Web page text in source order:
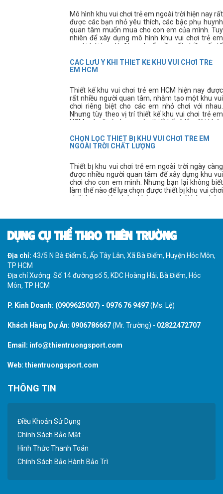
Mô hình khu vui chơi trẻ em ngoài trời hiện nay rất
được các bạn nhỏ yêu thích, các bậc phụ huynh
quan tâm muốn mua cho con em của mình. Tuy
nhiên để xây dựng mô hình khu vui chơi trẻ em
ngoài trời hợp lý, đúng chuẩn cần rất nhiều yếu tố
CÁC LƯU Ý KHI THIẾT KẾ KHU VUI CHƠI TRẺ
EM HCM
Thiết kế khu vui chơi trẻ em HCM hiện nay được
rất nhiều người quan tâm, nhằm tạo một khu vui
chơi riêng biệt cho các em nhỏ chơi với nhau.
Nhưng tùy theo vị trí thiết kế khu vui chơi trẻ em
HCM mà sẽ có phương án thiết kế và lắp đặt khác
CHỌN LỌC THIẾT BỊ KHU VUI CHƠI TRẺ EM
NGOÀI TRỜI CHẤT LƯỢNG
Thiết bị khu vui chơi trẻ em ngoài trời ngày càng
được nhiều người quan tâm để xây dựng khu vui
chơi cho con em mình. Nhưng bạn lại không biết
làm thế nào để lựa chọn được thiết bị khu vui chơi
chất lượng đảm bảo, không mua phải hàng kém
DỤNG CỤ THỂ THAO THIÊN TRƯỜNG
Địa chỉ: 43/5 N Bà Điểm 5, Ấp Tây Lân, Xã Bà Điểm, Huyện Hóc Môn,
TP HCM
Địa chỉ Xưởng: Số 14 đường số 5, KDC Hoàng Hải, Bà Điểm, Hóc
Môn, TP HCM
P. Kinh Doanh: (0909625007) - 0976 76 9497(Ms. Lệ)
Khách Hàng Dự Án: 0906786667(Mr. Trường) - 02822472707
Email: info@thientruongsport.com
Web: thientruongsport.com
THÔNG TIN
Điều Khoản Sử Dụng
Chính Sách Bảo Mật
Hình Thức Thanh Toán
Chính Sách Bảo Hành Bảo Trì